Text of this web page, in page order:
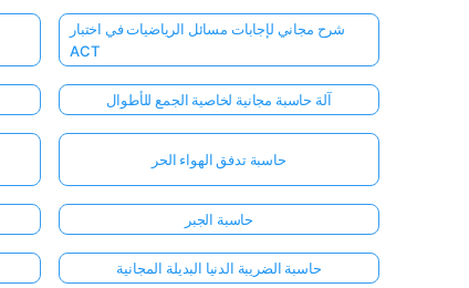
شرح مجاني لإجابات مسائل الرياضيات في اختبار
ACT
آلة حاسبة مجانية لخاصية الجمع للأطوال
حاسبة تدفق الهواء الحر
حاسبة الجبر
حاسبة الضريبة الدنيا البديلة المجانية